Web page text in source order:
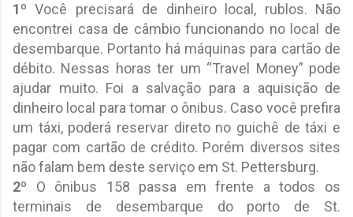
1º Você precisará de dinheiro local, rublos. Não
encontrei casa de câmbio funcionando no local de
desembarque. Portanto há máquinas para cartão de
débito. Nessas horas ter um “Travel Money” pode
ajudar muito. Foi a salvação para a aquisição de
dinheiro local para tomar o ônibus. Caso você prefira
um táxi, poderá reservar direto no guichê de táxi e
pagar com cartão de crédito. Porém diversos sites
não falam bem deste serviço em St. Pettersburg.
2º O ônibus 158 passa em frente a todos os
terminais de desembarque do porto de St.